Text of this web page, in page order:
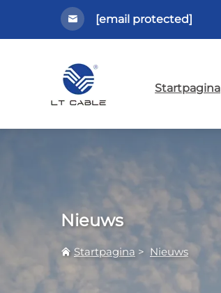
[email protected]
Startpagina
Nieuws
Startpagina > Nieuws